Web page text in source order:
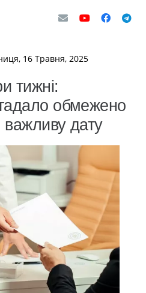
16 Травня, 2025
тижні:
обмежено
дату